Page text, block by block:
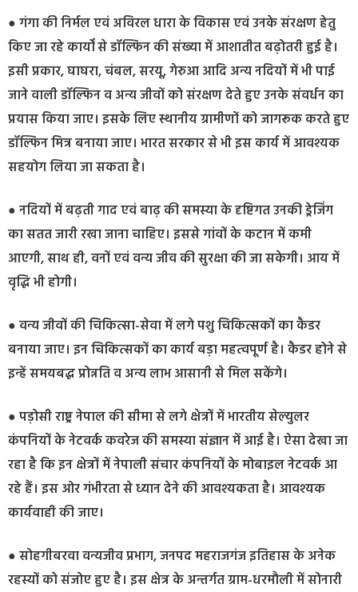
● गंगा की निर्मल एवं अविरल धारा के विकास एवं उनके संरक्षण हेतु
किए जा रहे कार्यों से डॉल्फिन की संख्या में आशातीत बढ़ोतरी हुई है।
इसी प्रकार, घाघरा, चंबल, सरयू, गेरुआ आदि अन्य नदियों में भी पाई
जाने वाली डॉल्फिन व अन्य जीवों को संरक्षण देते हुए उनके संवर्धन का
प्रयास किया जाए। इसके लिए स्थानीय ग्रामीणों को जागरूक करते हुए
डॉल्फिन मित्र बनाया जाए। भारत सरकार से भी इस कार्य में आवश्यक
सहयोग लिया जा सकता है।
● नदियों में बढ़ती गाद एवं बाढ़ की समस्या के दृष्टिगत उनकी ड्रेजिंग
का सतत जारी रखा जाना चाहिए। इससे गांवों के कटान में कमी
आएगी, साथ ही, वनों एवं वन्य जीव की सुरक्षा की जा सकेगी। आय में
वृद्धि भी होगी।
● वन्य जीवों की चिकित्सा-सेवा में लगे पशु चिकित्सकों का कैडर
बनाया जाए। इन चिकित्सकों का कार्य बड़ा महत्वपूर्ण है। कैडर होने से
इन्हें समयबद्ध प्रोन्नति व अन्य लाभ आसानी से मिल सकेंगे।
● पड़ोसी राष्ट्र नेपाल की सीमा से लगे क्षेत्रों में भारतीय सेल्युलर
कंपनियों के नेटवर्क कवरेज की समस्या संज्ञान में आई है। ऐसा देखा जा
रहा है कि इन क्षेत्रों में नेपाली संचार कंपनियों के मोबाइल नेटवर्क आ
रहे हैं। इस ओर गंभीरता से ध्यान देने की आवश्यकता है। आवश्यक
कार्यवाही की जाए।
● सोहगीबरवा वन्यजीव प्रभाग, जनपद महराजगंज इतिहास के अनेक
रहस्यों को संजोए हुए है। इस क्षेत्र के अन्तर्गत ग्राम-धरमौली में सोनारी